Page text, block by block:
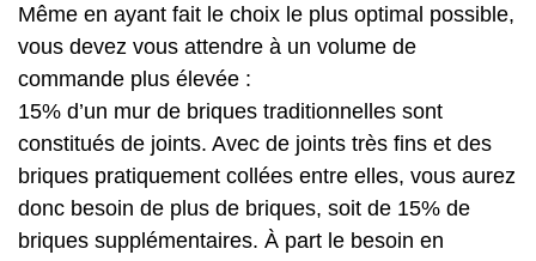
Même en ayant fait le choix le plus optimal possible,
vous devez vous attendre à un volume de
commande plus élevée :
15% d’un mur de briques traditionnelles sont
constitués de joints. Avec de joints très fins et des
briques pratiquement collées entre elles, vous aurez
donc besoin de plus de briques, soit de 15% de
briques supplémentaires. À part le besoin en